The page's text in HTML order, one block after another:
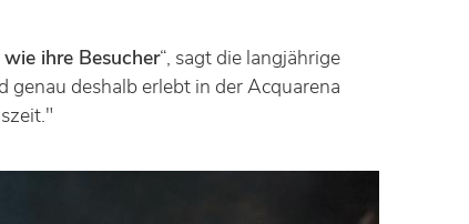
ihre Besucher“, sagt die langjährige
genau deshalb erlebt in der Acquarena